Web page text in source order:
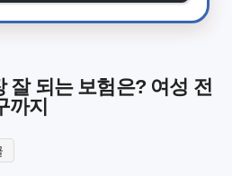
잘 되는 보험은? 여성 전
까지